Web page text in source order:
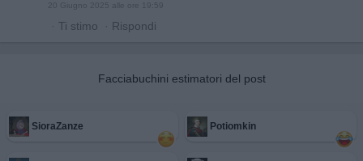
20 Giugno 2025 alle ore 19:59
· Ti stimo · Rispondi
Facciabuchini estimatori del post
SioraZanze Potiomkin